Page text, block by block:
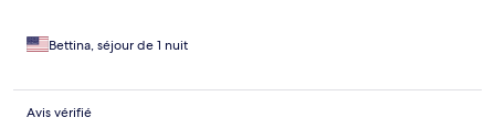
Bettina, séjour de 1 nuit
Avis vérifié